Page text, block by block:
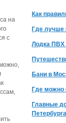
на
с
Как
Где лучше
Лодка ПВХ
Бани в
Где можно
Главные
Петербурга